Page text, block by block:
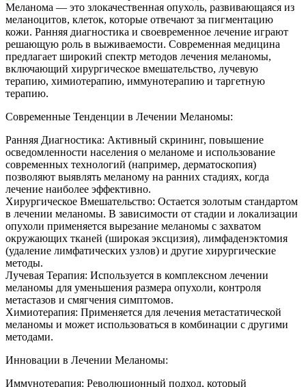
Меланома — это злокачественная опухоль, развивающаяся из
меланоцитов, клеток, которые отвечают за пигментацию
кожи. Ранняя диагностика и своевременное лечение играют
решающую роль в выживаемости. Современная медицина
предлагает широкий спектр методов лечения меланомы,
включающий хирургическое вмешательство, лучевую
терапию, химиотерапию, иммунотерапию и таргетную
терапию.
Современные Тенденции в Лечении Меланомы:
Ранняя Диагностика: Активный скрининг, повышение
осведомленности населения о меланоме и использование
современных технологий (например, дерматоскопия)
позволяют выявлять меланому на ранних стадиях, когда
лечение наиболее эффективно.
Хирургическое Вмешательство: Остается золотым стандартом
в лечении меланомы. В зависимости от стадии и локализации
опухоли применяется вырезание меланомы с захватом
окружающих тканей (широкая эксцизия), лимфаденэктомия
(удаление лимфатических узлов) и другие хирургические
методы.
Лучевая Терапия: Используется в комплексном лечении
меланомы для уменьшения размера опухоли, контроля
метастазов и смягчения симптомов.
Химиотерапия: Применяется для лечения метастатической
меланомы и может использоваться в комбинации с другими
методами.
Инновации в Лечении Меланомы:
Иммунотерапия: Революционный подход, который